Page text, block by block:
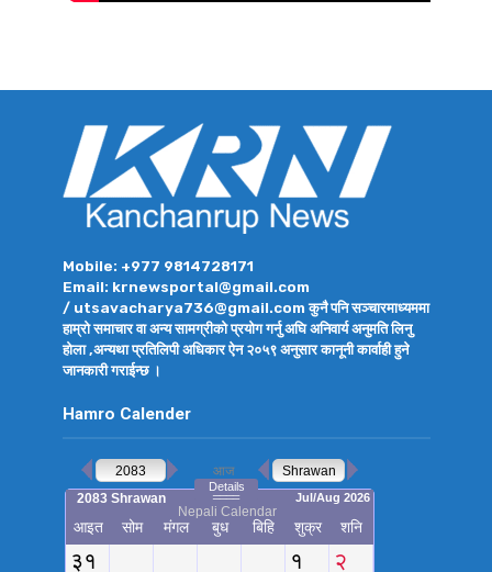
Mobile: +977 9814728171
Email: krnewsportal@gmail.com
/ utsavacharya736@gmail.com कुनै पनि सञ्चारमाध्यममा
हाम्रो समाचार वा अन्य सामग्रीको प्रयोग गर्नु अघि अनिवार्य अनुमति लिनु
होला ,अन्यथा प्रतिलिपी अधिकार ऐन २०५९ अनुसार कानूनी कार्वाही हुने
जानकारी गराईन्छ ।
Hamro Calender